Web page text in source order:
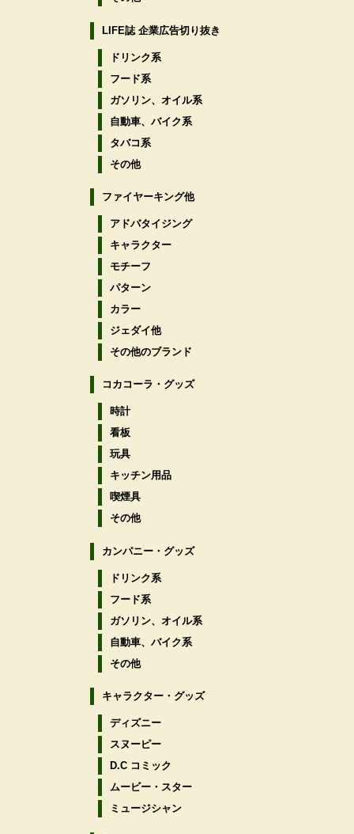
LIFE誌 企業広告切り抜き
ドリンク系
フード系
ガソリン、オイル系
自動車、バイク系
タバコ系
その他
ファイヤーキング他
アドバタイジング
キャラクター
モチーフ
パターン
カラー
ジェダイ他
その他のブランド
コカコーラ・グッズ
時計
看板
玩具
キッチン用品
喫煙具
その他
カンパニー・グッズ
ドリンク系
フード系
ガソリン、オイル系
自動車、バイク系
その他
キャラクター・グッズ
ディズニー
スヌーピー
D.C コミック
ムービー・スター
ミュージシャン